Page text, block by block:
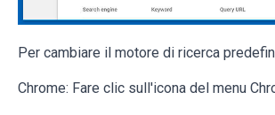
Per cambiare il motore di ricerca
Chrome: Fare clic sull'icona del menu